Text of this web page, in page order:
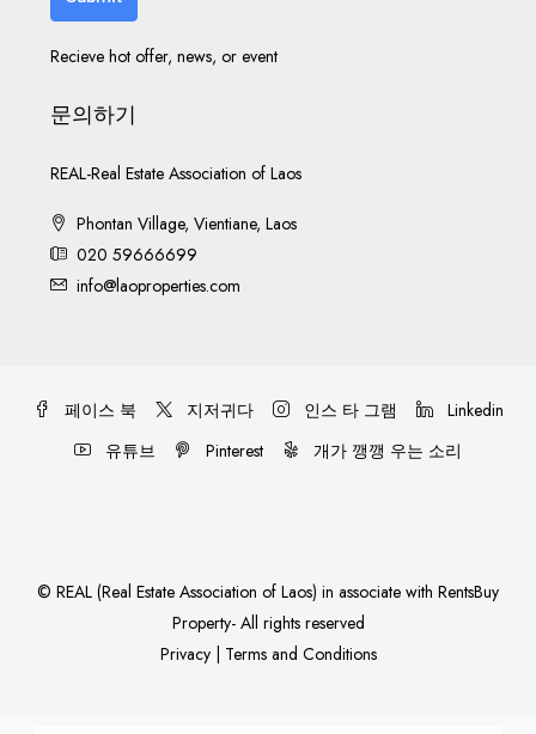
Recieve hot offer, news, or event
문의하기
REAL-Real Estate Association of Laos
Phontan Village, Vientiane, Laos
020 59666699
info@laoproperties.com
페이스 북 지저귀다 인스 타 그램
Linkedin
유튜브
Pinterest 개가 깽깽 우는 소리
© REAL (Real Estate Association of Laos) in associate with RentsBuy
Property- All rights reserved
Privacy| Terms and Conditions